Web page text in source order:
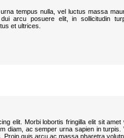
tempus nulla, vel luctus massa
arcu posuere elit, in sollicitudin
et ultrices.
elit. Morbi lobortis fringilla elit sit amet
diam, ac semper urna sapien in turpis.
Proin quis arcu ac massa pharetra